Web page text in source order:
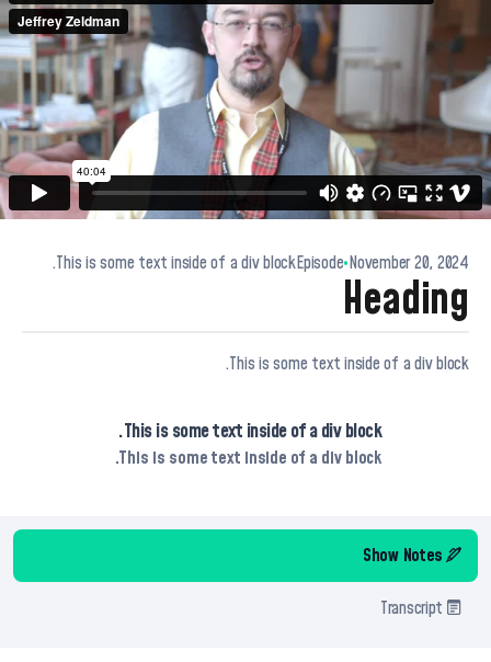
November 20, 2024
•
Episode
This is some text inside of a div block.
Heading
This is some text inside of a div block.
This is some text inside of a div block.
This is some text inside of a div block.
Show Notes
Transcript